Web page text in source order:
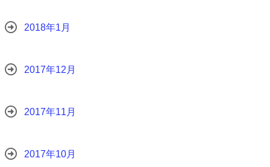
2018年1月
2017年12月
2017年11月
2017年10月